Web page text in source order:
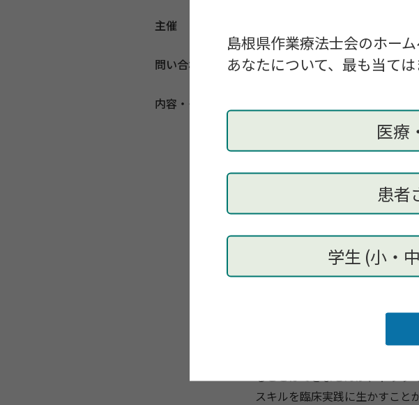
島根県作業療法士会のホー
あなたについて、最も当て
医療
患者
学生 (小・
主催
問い合わせ先 info@s-office-k.com
内容・その他
トラウマ・フォーカスト認知
コーエン博士ら
化されたものです。TF-
セッション
ラピストが獲得すべき治療スキ
うわけではなく、子どもたちが
こうした特徴をもつTF-CBTは、
どで、また発達に障害を有する
本研修会は、TF-CB概論研修で
重篤なトラウマ
ることはできませんが、トラウ
スキルを臨床実践に生かすこと